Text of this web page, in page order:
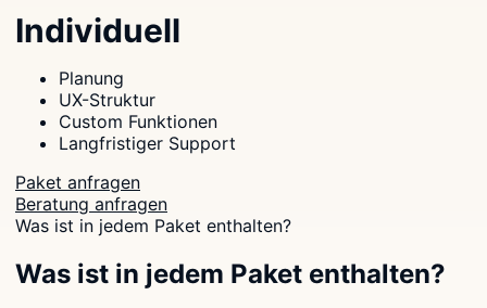
Individuell
Planung
UX-Struktur
Custom Funktionen
Langfristiger Support
Paket anfragen
Beratung anfragen
Was ist in jedem Paket enthalten?
Was ist in jedem Paket enthalten?